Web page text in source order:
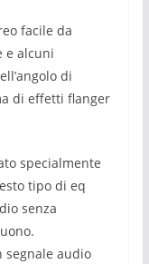
facile da
e alcuni
di
di effetti flanger
specialmente
tipo di eq
senza
segnale audio